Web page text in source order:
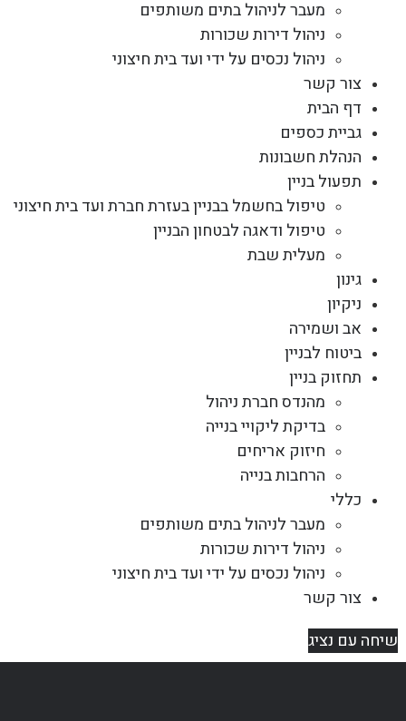
מעבר לניהול בתים משותפים
ניהול דירות שכורות
ניהול נכסים על ידי ועד בית חיצוני
צור קשר
דף הבית
גביית כספים
הנהלת חשבונות
תפעול בניין
טיפול בחשמל בבניין בעזרת חברת ועד בית חיצוני
טיפול ודאגה לבטחון הבניין
מעלית שבת
גינון
ניקיון
אב ושמירה
ביטוח לבניין
תחזוק בניין
מהנדס חברת ניהול
בדיקת ליקויי בנייה
חיזוק אריחים
הרחבות בנייה
כללי
מעבר לניהול בתים משותפים
ניהול דירות שכורות
ניהול נכסים על ידי ועד בית חיצוני
צור קשר
שיחה עם נציג